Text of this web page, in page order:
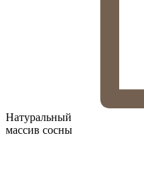
Натуральный
массив сосны